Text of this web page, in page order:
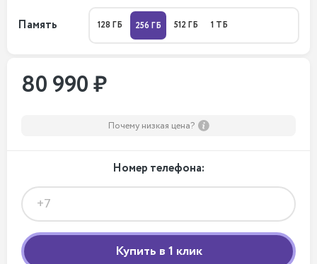
Память 128 ГБ 256 ГБ 512 ГБ 1 ТБ
80 990 ₽
Почему низкая цена?
Номер телефона: